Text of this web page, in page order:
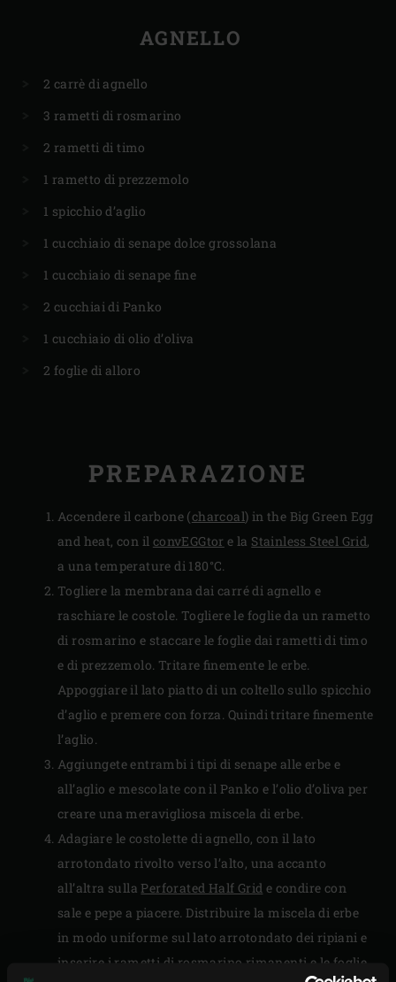
AGNELLO
2 carrè di agnello
3 rametti di rosmarino
2 rametti di timo
1 rametto di prezzemolo
1 spicchio d’aglio
1 cucchiaio di senape dolce grossolana
1 cucchiaio di senape fine
2 cucchiai di Panko
1 cucchiaio di olio d’oliva
2 foglie di alloro
PREPARAZIONE
Accendere il carbone (charcoal) in the Big Green Egg
and heat, con il convEGGtor e la Stainless Steel Grid,
a una temperature di 180°C.
Togliere la membrana dai carré di agnello e
raschiare le costole. Togliere le foglie da un rametto
di rosmarino e staccare le foglie dai rametti di timo
e di prezzemolo. Tritare finemente le erbe.
Appoggiare il lato piatto di un coltello sullo spicchio
d’aglio e premere con forza. Quindi tritare finemente
l’aglio.
Aggiungete entrambi i tipi di senape alle erbe e
all’aglio e mescolate con il Panko e l’olio d’oliva per
creare una meravigliosa miscela di erbe.
Adagiare le costolette di agnello, con il lato
arrotondato rivolto verso l’alto, una accanto
all’altra sullaPerforated Half Grid e condire con
sale e pepe a piacere. Distribuire la miscela di erbe
in modo uniforme sul lato arrotondato dei ripiani e
inserire i rametti di rosmarino rimanenti e le foglie